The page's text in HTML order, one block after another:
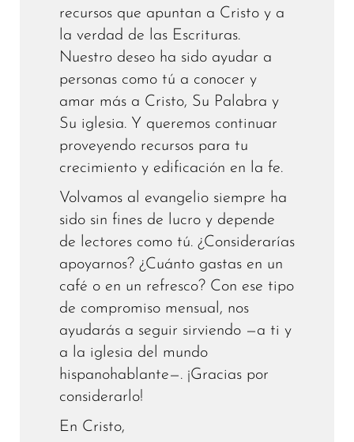
recursos que apuntan a Cristo y a
la verdad de las Escrituras.
Nuestro deseo ha sido ayudar a
personas como tú a conocer y
amar más a Cristo, Su Palabra y
Su iglesia. Y queremos continuar
proveyendo recursos para tu
crecimiento y edificación en la fe.
Volvamos al evangelio siempre ha
sido sin fines de lucro y depende
de lectores como tú. ¿Considerarías
apoyarnos? ¿Cuánto gastas en un
café o en un refresco? Con ese tipo
de compromiso mensual, nos
ayudarás a seguir sirviendo —a ti y
a la iglesia del mundo
hispanohablante—. ¡Gracias por
considerarlo!
En Cristo,